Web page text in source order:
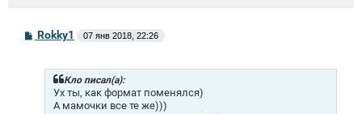
СRokky1 07 янв 2018, 22:26
Кло писал(а):
Ух ты, как формат поменялся)
А мамочки все те же)))